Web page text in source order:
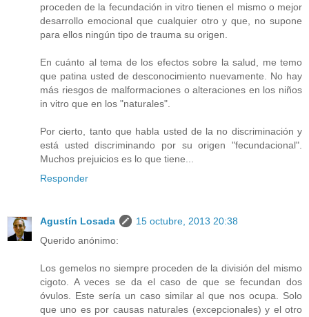
proceden de la fecundación in vitro tienen el mismo o mejor
desarrollo emocional que cualquier otro y que, no supone
para ellos ningún tipo de trauma su origen.
En cuánto al tema de los efectos sobre la salud, me temo
que patina usted de desconocimiento nuevamente. No hay
más riesgos de malformaciones o alteraciones en los niños
in vitro que en los "naturales".
Por cierto, tanto que habla usted de la no discriminación y
está usted discriminando por su origen "fecundacional".
Muchos prejuicios es lo que tiene...
Responder
Agustín Losada
15 octubre, 2013 20:38
Querido anónimo:
Los gemelos no siempre proceden de la división del mismo
cigoto. A veces se da el caso de que se fecundan dos
óvulos. Este sería un caso similar al que nos ocupa. Solo
que uno es por causas naturales (excepcionales) y el otro